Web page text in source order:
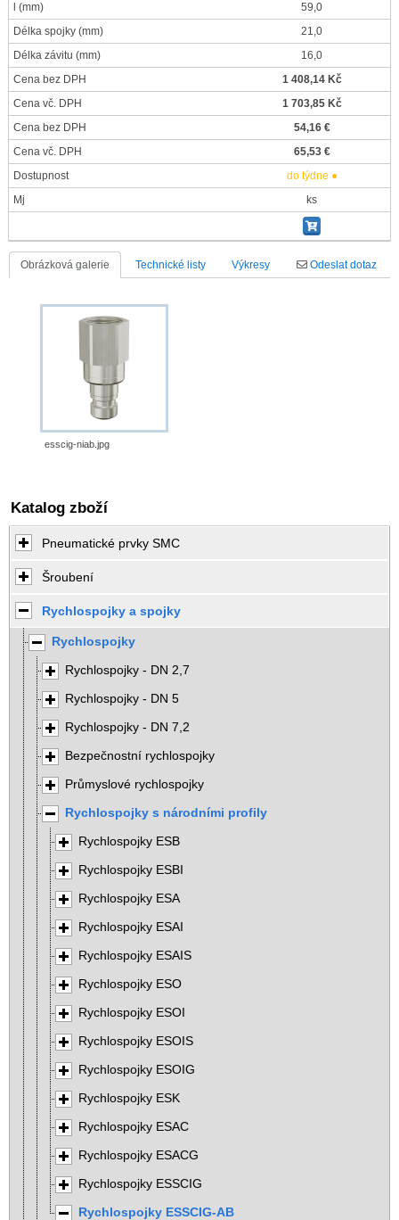
(mm)
59,0
Délka spojky (mm)
21,0
Délka závitu (mm)
16,0
Cena bez DPH
1 408,14 Kč
Cena vč. DPH
1 703,85 Kč
Cena bez DPH
54,16 €
Cena vč. DPH
65,53 €
Dostupnost
do týdne ●
Mj
ks
Obrázková galerie Technické listy Výkresy Odeslat dotaz
esscig-niab.jpg
Katalog zboží
Pneumatické prvky SMC
Šroubení
Rychlospojky a spojky
Rychlospojky
Rychlospojky - DN 2,7
Rychlospojky - DN 5
Rychlospojky - DN 7,2
Bezpečnostní rychlospojky
Průmyslové rychlospojky
Rychlospojky s národními profily
Rychlospojky ESB
Rychlospojky ESBI
Rychlospojky ESA
Rychlospojky ESAI
Rychlospojky ESAIS
Rychlospojky ESO
Rychlospojky ESOI
Rychlospojky ESOIS
Rychlospojky ESOIG
Rychlospojky ESK
Rychlospojky ESAC
Rychlospojky ESACG
Rychlospojky ESSCIG
Rychlospojky ESSCIG-AB